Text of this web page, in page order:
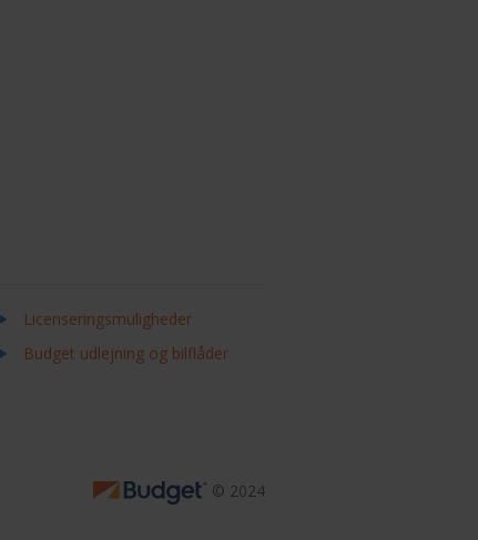
Licenseringsmuligheder
Budget udlejning og bilflåder
© 2024